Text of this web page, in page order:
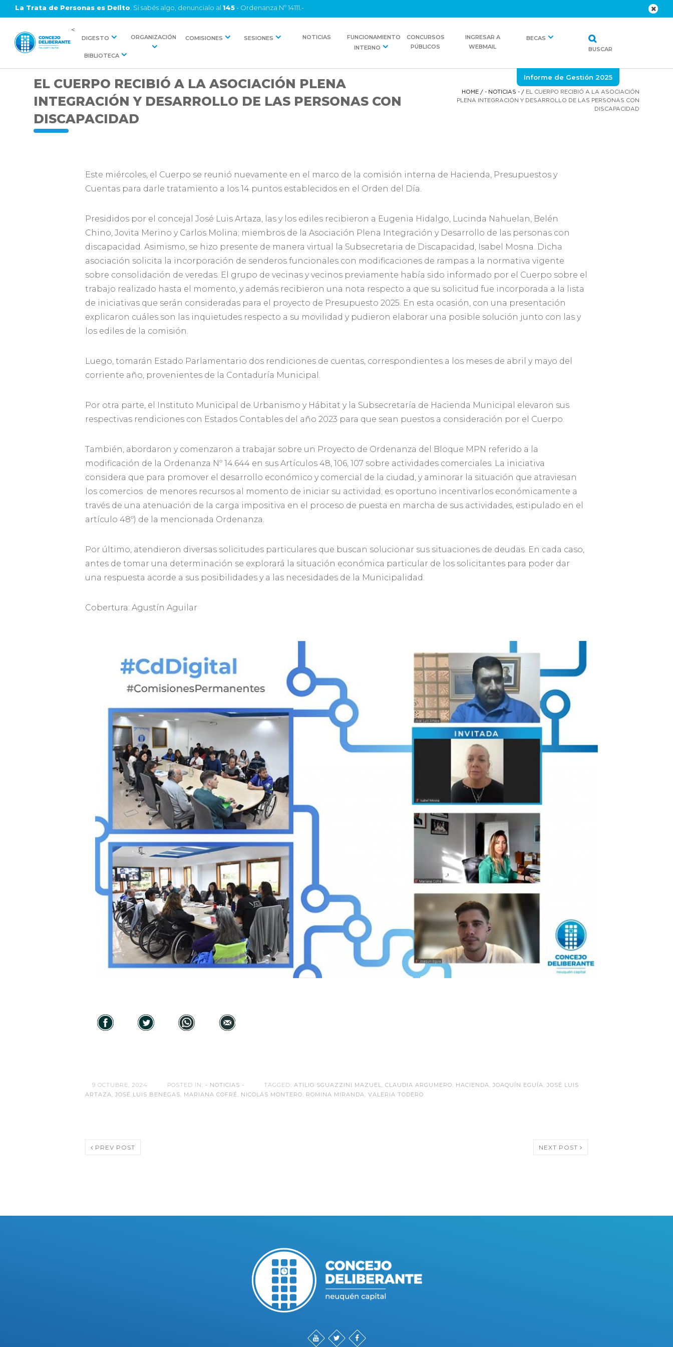
La Trata de Personas es Delito . Si sabés algo, denuncialo al 145- Ordenanza Nº 14111.-
<
DIGESTO ORGANIZACIÓN COMISIONES SESIONES NOTICIAS
FUNCIONAMIENTO
INTERNO
CONCURSOS
PÚBLICOS
INGRESAR A
WEBMAIL
BECAS
BIBLIOTECA
BUSCAR
Informe de Gestión 2025
EL CUERPO RECIBIÓ A LA ASOCIACIÓN PLENA
INTEGRACIÓN Y DESARROLLO DE LAS PERSONAS CON
DISCAPACIDAD
HOME/ - NOTICIAS -/ EL CUERPO RECIBIÓ A LA ASOCIACIÓN
PLENA INTEGRACIÓN Y DESARROLLO DE LAS PERSONAS CON
DISCAPACIDAD
Este miércoles, el Cuerpo se reunió nuevamente en el marco de la comisión interna de Hacienda, Presupuestos y
Cuentas para darle tratamiento a los 14 puntos establecidos en el Orden del Día.
Presididos por el concejal José Luis Artaza, las y los ediles recibieron a Eugenia Hidalgo, Lucinda Nahuelan, Belén
Chino, Jovita Merino y Carlos Molina; miembros de la Asociación Plena Integración y Desarrollo de las personas con
discapacidad. Asimismo, se hizo presente de manera virtual la Subsecretaria de Discapacidad, Isabel Mosna. Dicha
asociación solicita la incorporación de senderos funcionales con modificaciones de rampas a la normativa vigente
sobre consolidación de veredas. El grupo de vecinas y vecinos previamente había sido informado por el Cuerpo sobre el
trabajo realizado hasta el momento, y además recibieron una nota respecto a que su solicitud fue incorporada a la lista
de iniciativas que serán consideradas para el proyecto de Presupuesto 2025. En esta ocasión, con una presentación
explicaron cuáles son las inquietudes respecto a su movilidad y pudieron elaborar una posible solución junto con las y
los ediles de la comisión.
Luego, tomarán Estado Parlamentario dos rendiciones de cuentas, correspondientes a los meses de abril y mayo del
corriente año, provenientes de la Contaduría Municipal.
Por otra parte, el Instituto Municipal de Urbanismo y Hábitat y la Subsecretaría de Hacienda Municipal elevaron sus
respectivas rendiciones con Estados Contables del año 2023 para que sean puestos a consideración por el Cuerpo.
También, abordaron y comenzaron a trabajar sobre un Proyecto de Ordenanza del Bloque MPN referido a la
modificación de la Ordenanza Nº 14.644 en sus Artículos 48, 106, 107 sobre actividades comerciales. La iniciativa
considera que para promover el desarrollo económico y comercial de la ciudad, y aminorar la situación que atraviesan
los comercios de menores recursos al momento de iniciar su actividad; es oportuno incentivarlos económicamente a
través de una atenuación de la carga impositiva en el proceso de puesta en marcha de sus actividades, estipulado en el
artículo 48º) de la mencionada Ordenanza.
Por último, atendieron diversas solicitudes particulares que buscan solucionar sus situaciones de deudas. En cada caso,
antes de tomar una determinación se explorará la situación económica particular de los solicitantes para poder dar
una respuesta acorde a sus posibilidades y a las necesidades de la Municipalidad.
Cobertura: Agustín Aguilar
9 OCTUBRE, 2024 POSTED IN: - NOTICIAS - TAGGED:ATILIO SGUAZZINI MAZUEL,CLAUDIA ARGUMERO, HACIENDA,JOAQUÍN EGUÍA,JOSÉ LUIS
ARTAZA,JOSÉ LUIS BENEGAS, MARIANA COFRÉ, NICOLÁS MONTERO, ROMINA MIRANDA,VALERIA TODERO
PREV POST NEXT POST